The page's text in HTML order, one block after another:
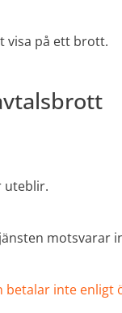
visa på ett brott.
uteblir.
motsvarar
betalar inte enligt